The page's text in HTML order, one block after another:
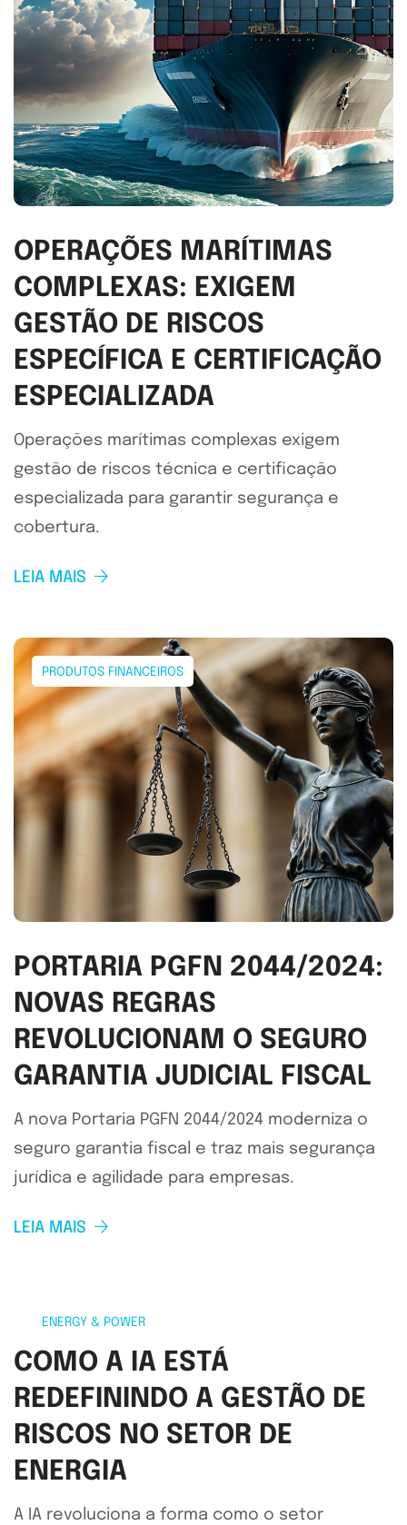
OPERAÇÕES MARÍTIMAS
COMPLEXAS: EXIGEM
GESTÃO DE RISCOS
ESPECÍFICA E CERTIFICAÇÃO
ESPECIALIZADA
Operações marítimas complexas exigem
gestão de riscos técnica e certificação
especializada para garantir segurança e
cobertura.
LEIA MAIS
PRODUTOS FINANCEIROS
PORTARIA PGFN 2044/2024:
NOVAS REGRAS
REVOLUCIONAM O SEGURO
GARANTIA JUDICIAL FISCAL
A nova Portaria PGFN 2044/2024 moderniza o
seguro garantia fiscal e traz mais segurança
jurídica e agilidade para empresas.
LEIA MAIS
ENERGY & POWER
COMO A IA ESTÁ
REDEFININDO A GESTÃO DE
RISCOS NO SETOR DE
ENERGIA
A IA revoluciona a forma como o setor